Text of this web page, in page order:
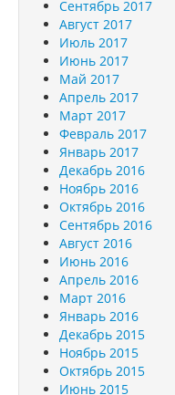
Сентябрь 2017
Август 2017
Июль 2017
Июнь 2017
Май 2017
Апрель 2017
Март 2017
Февраль 2017
Январь 2017
Декабрь 2016
Ноябрь 2016
Октябрь 2016
Сентябрь 2016
Август 2016
Июнь 2016
Апрель 2016
Март 2016
Январь 2016
Декабрь 2015
Ноябрь 2015
Октябрь 2015
Июнь 2015